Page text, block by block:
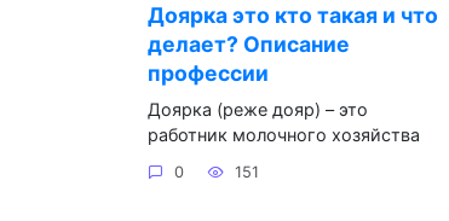
Доярка это кто такая и что
делает? Описание
профессии
Доярка (реже дояр) – это
работник молочного хозяйства
0 151